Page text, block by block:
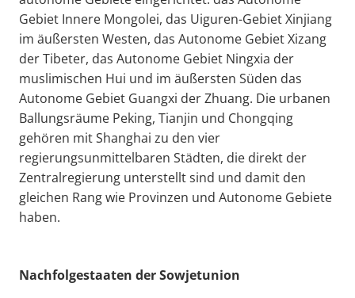
Gebiet Innere Mongolei, das Uiguren-Gebiet Xinjiang
im äußersten Westen, das Autonome Gebiet Xizang
der Tibeter, das Autonome Gebiet Ningxia der
muslimischen Hui und im äußersten Süden das
Autonome Gebiet Guangxi der Zhuang. Die urbanen
Ballungsräume Peking, Tianjin und Chongqing
gehören mit Shanghai zu den vier
regierungsunmittelbaren Städten, die direkt der
Zentralregierung unterstellt sind und damit den
gleichen Rang wie Provinzen und Autonome Gebiete
haben.
Nachfolgestaaten der Sowjetunion